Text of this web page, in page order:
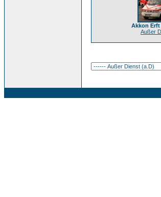
Akkon Erft
Außer